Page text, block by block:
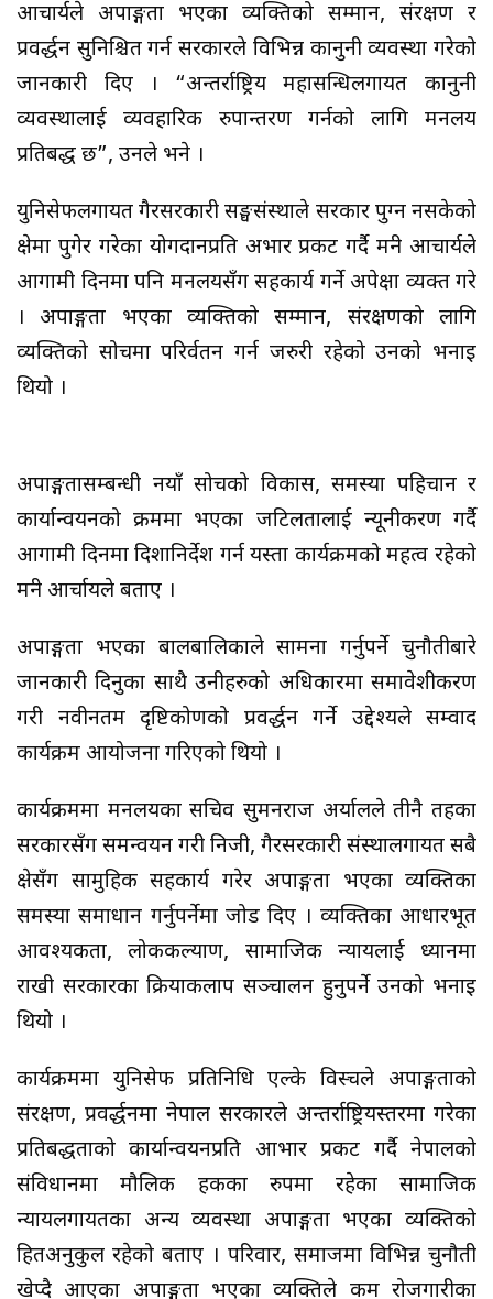
आचार्यले अपाङ्गता भएका व्यक्तिको सम्मान, संरक्षण र
प्रवर्द्धन सुनिश्चित गर्न सरकारले विभिन्न कानुनी व्यवस्था गरेको
जानकारी दिए । “अन्तर्राष्ट्रिय महासन्धिलगायत कानुनी
व्यवस्थालाई व्यवहारिक रुपान्तरण गर्नको लागि मन्त्रालय
प्रतिबद्ध छ”, उनले भने ।
युनिसेफलगायत गैरसरकारी सङ्घसंस्थाले सरकार पुग्न नसकेको
क्षेत्रमा पुगेर गरेका योगदानप्रति अभार प्रकट गर्दै मन्त्री आचार्यले
आगामी दिनमा पनि मन्त्रालयसँग सहकार्य गर्ने अपेक्षा व्यक्त गरे
। अपाङ्गता भएका व्यक्तिको सम्मान, संरक्षणको लागि
व्यक्तिको सोचमा परिर्वतन गर्न जरुरी रहेको उनको भनाइ
थियो ।
अपाङ्गतासम्बन्धी नयाँ सोचको विकास, समस्या पहिचान र
कार्यान्वयनको क्रममा भएका जटिलतालाई न्यूनीकरण गर्दै
आगामी दिनमा दिशानिर्देश गर्न यस्ता कार्यक्रमको महत्व रहेको
मन्त्री आर्चायले बताए ।
अपाङ्गता भएका बालबालिकाले सामना गर्नुपर्ने चुनौतीबारे
जानकारी दिनुका साथै उनीहरुको अधिकारमा समावेशीकरण
गरी नवीनतम दृष्टिकोणको प्रवर्द्धन गर्ने उद्देश्यले सम्वाद
कार्यक्रम आयोजना गरिएको थियो ।
कार्यक्रममा मन्त्रालयका सचिव सुमनराज अर्यालले तीनै तहका
सरकारसँग समन्वयन गरी निजी, गैरसरकारी संस्थालगायत सबै
क्षेत्रसँग सामुहिक सहकार्य गरेर अपाङ्गता भएका व्यक्तिका
समस्या समाधान गर्नुपर्नेमा जोड दिए । व्यक्तिका आधारभूत
आवश्यकता, लोककल्याण, सामाजिक न्यायलाई ध्यानमा
राखी सरकारका क्रियाकलाप सञ्चालन हुनुपर्ने उनको भनाइ
थियो ।
कार्यक्रममा युनिसेफ प्रतिनिधि एल्के विस्चले अपाङ्गताको
संरक्षण, प्रवर्द्धनमा नेपाल सरकारले अन्तर्राष्ट्रियस्तरमा गरेका
प्रतिबद्धताको कार्यान्वयनप्रति आभार प्रकट गर्दै नेपालको
संविधानमा मौलिक हकका रुपमा रहेका सामाजिक
न्यायलगायतका अन्य व्यवस्था अपाङ्गता भएका व्यक्तिको
हितअनुकुल रहेको बताए । परिवार, समाजमा विभिन्न चुनौती
खेप्दै आएका अपाङ्गता भएका व्यक्तिले कम रोजगारीका